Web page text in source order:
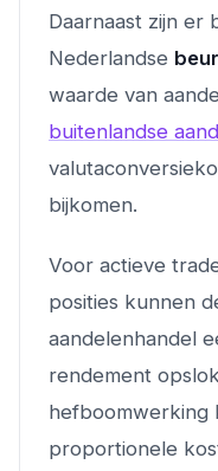
Daarnaast zijn er
Nederlandse
waarde van
buitenlandse
bijkomen.
Voor actieve
posities kunnen
aandelenhandel
rendement
hefboomwerking
proportionele